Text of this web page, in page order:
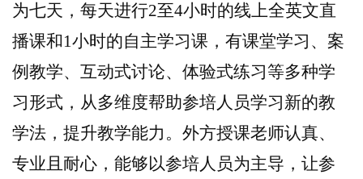
为七天，每天进行2至4小时的线上全英文直
播课和1小时的自主学习课，有课堂学习、案
例教学、互动式讨论、体验式练习等多种学
习形式，从多维度帮助参培人员学习新的教
学法，提升教学能力。外方授课老师认真、
专业且耐心，能够以参培人员为主导，让参